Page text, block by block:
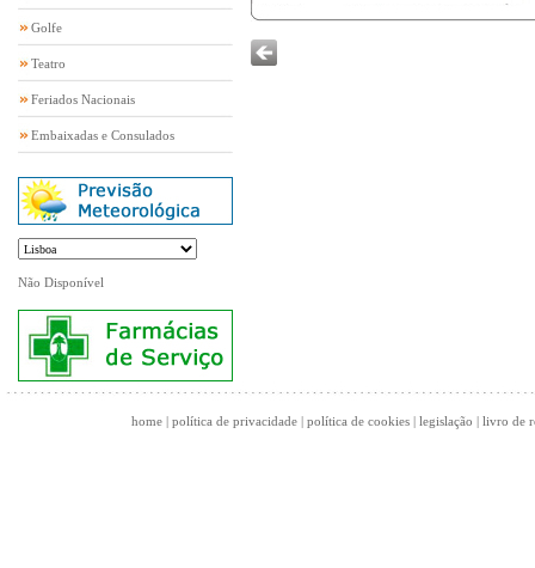
Golfe
Teatro
Feriados Nacionais
Embaixadas e Consulados
Não Disponível
home | política de privacidade | política de cookies | legislação | livro de